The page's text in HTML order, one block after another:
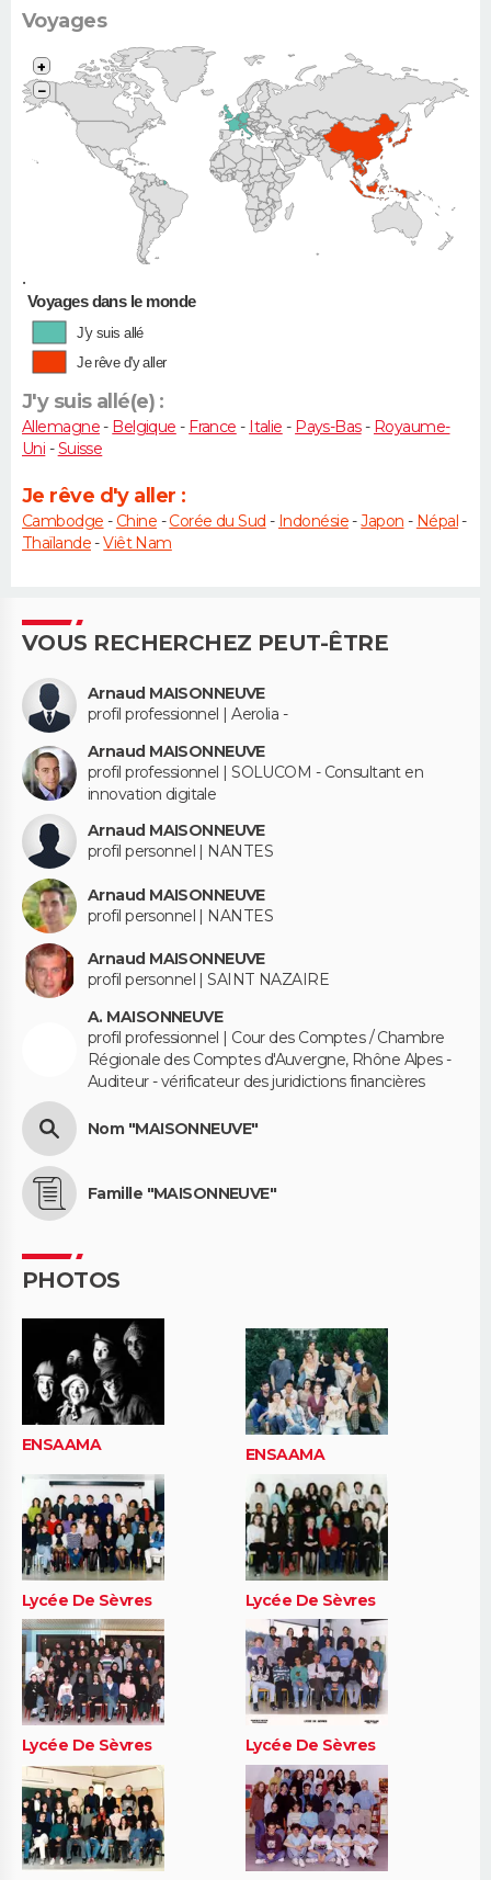
Voyages
•
+
−
Voyages dans le monde
J'y suis allé
Je rêve d'y aller
J'y suis allé(e) :
Allemagne- Belgique - France - Italie - Pays-Bas- Royaume-
Uni -Suisse
Je rêve d'y aller :
Cambodge - Chine -Corée du Sud - Indonésie-Japon - Népal-
Thaïlande-Viêt Nam
VOUS RECHERCHEZ PEUT-ÊTRE
Arnaud MAISONNEUVE
profil professionnel | Aerolia -
Arnaud MAISONNEUVE
profil professionnel | SOLUCOM - Consultant en
innovation digitale
Arnaud MAISONNEUVE
profil personnel | NANTES
Arnaud MAISONNEUVE
profil personnel | NANTES
Arnaud MAISONNEUVE
profil personnel | SAINT NAZAIRE
A. MAISONNEUVE
profil professionnel | Cour des Comptes / Chambre
Régionale des Comptes d'Auvergne, Rhône Alpes -
Auditeur - vérificateur des juridictions financières
Nom "MAISONNEUVE"
Famille "MAISONNEUVE"
PHOTOS
ENSAAMA ENSAAMA
Lycée De Sèvres Lycée De Sèvres
Lycée De Sèvres Lycée De Sèvres